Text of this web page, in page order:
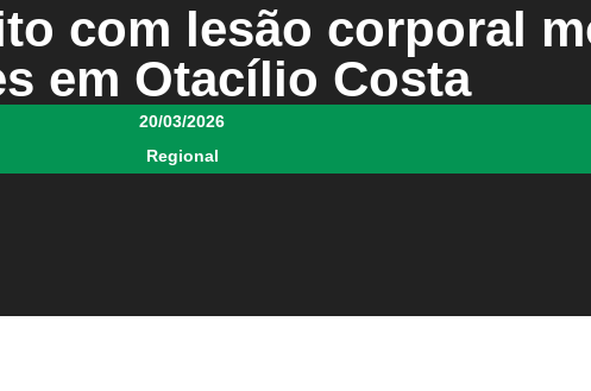
com lesão corporal
em Otacílio Costa
20/03/2026
Regional